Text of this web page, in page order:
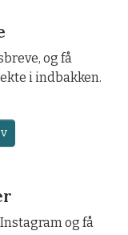
og få
i indbakken.
og få